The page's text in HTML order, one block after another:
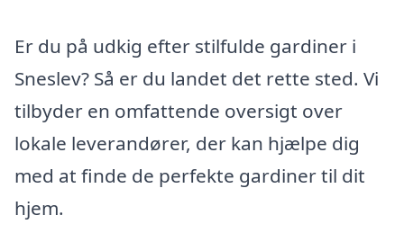
Er du på udkig efter stilfulde gardiner i
Sneslev? Så er du landet det rette sted. Vi
tilbyder en omfattende oversigt over
lokale leverandører, der kan hjælpe dig
med at finde de perfekte gardiner til dit
hjem.